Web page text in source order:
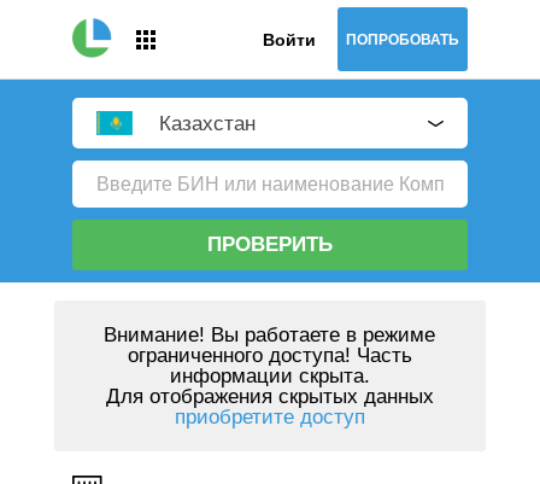
Войти ПОПРОБОВАТЬ
Казахстан
ПРОВЕРИТЬ
Внимание! Вы работаете в режиме
ограниченного доступа! Часть
информации скрыта.
Для отображения скрытых данных
приобретите доступ